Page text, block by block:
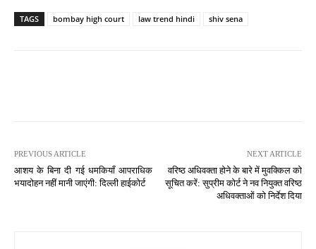
TAGS bombay high court law trend hindi shiv sena
PREVIOUS ARTICLE
आशय के बिना दी गई धमकियाँ आपराधिक
भयादोहन नहीं मानी जाएंगी: दिल्ली हाईकोर्ट
NEXT ARTICLE
वरिष्ठ अधिवक्ता होने के बारे में मुवक्किल को
सूचित करें: सुप्रीम कोर्ट ने नव नियुक्त वरिष्ठ
अधिवक्ताओं को निर्देश दिया